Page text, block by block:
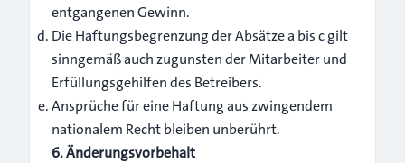
entgangenen Gewinn.
Die Haftungsbegrenzung der Absätze a bis c gilt
sinngemäß auch zugunsten der Mitarbeiter und
Erfüllungsgehilfen des Betreibers.
Ansprüche für eine Haftung aus zwingendem
nationalem Recht bleiben unberührt.
6. Änderungsvorbehalt